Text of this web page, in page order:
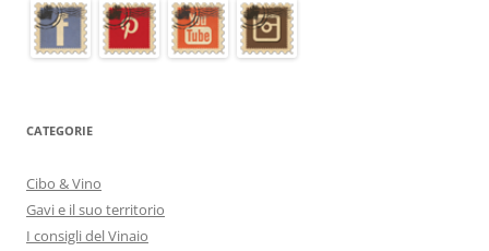
CATEGORIE
Cibo & Vino
Gavi e il suo territorio
I consigli del Vinaio